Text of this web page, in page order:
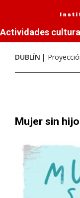
Actividades
DUBLÍN
Mujer sin hijo